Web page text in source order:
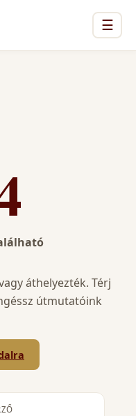
☰
áthelyezték. Térj
útmutatóink